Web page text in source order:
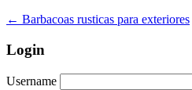
← Barbacoas rusticas para exteriores
Login
Username